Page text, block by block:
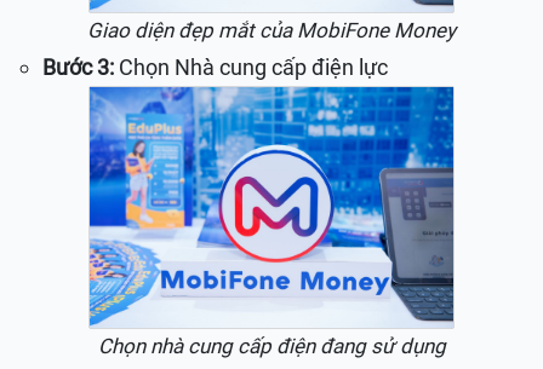
Giao diện đẹp mắt của MobiFone Money
Bước 3: Chọn Nhà cung cấp điện lực
Chọn nhà cung cấp điện đang sử dụng